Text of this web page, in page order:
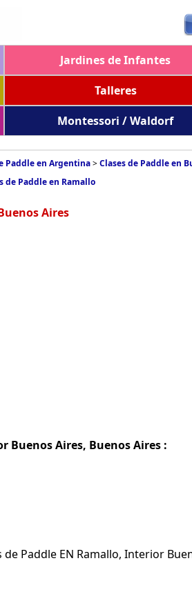
Jardines de Infantes
Talleres
Montessori / Waldorf
Paddle en Argentina>Clases de Paddle en
de Paddle en Ramallo
Aires
Buenos Aires, Buenos Aires :
Paddle EN Ramallo, Interior